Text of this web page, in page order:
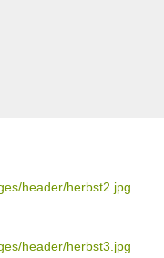
header/herbst2.jpg
header/herbst3.jpg